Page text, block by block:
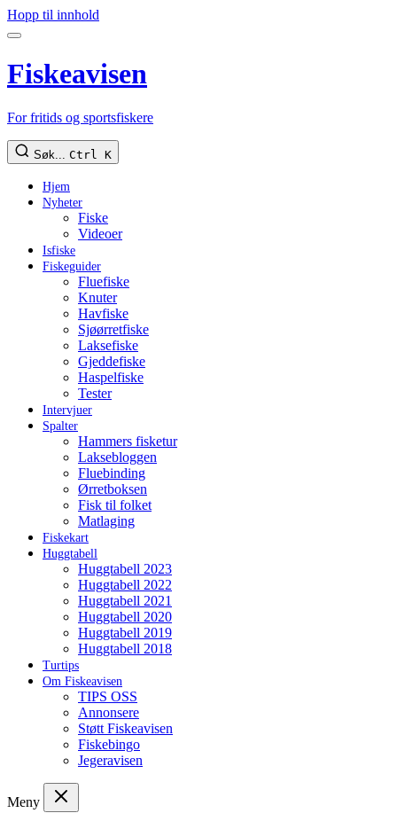
Hopp til innhold
Fiskeavisen
For fritids og sportsfiskere
Søk... Ctrl K
Hjem
Nyheter
Fiske
Videoer
Isfiske
Fiskeguider
Fluefiske
Knuter
Havfiske
Sjøørretfiske
Laksefiske
Gjeddefiske
Haspelfiske
Tester
Intervjuer
Spalter
Hammers fisketur
Laksebloggen
Fluebinding
Ørretboksen
Fisk til folket
Matlaging
Fiskekart
Huggtabell
Huggtabell 2023
Huggtabell 2022
Huggtabell 2021
Huggtabell 2020
Huggtabell 2019
Huggtabell 2018
Turtips
Om Fiskeavisen
TIPS OSS
Annonsere
Støtt Fiskeavisen
Fiskebingo
Jegeravisen
Meny